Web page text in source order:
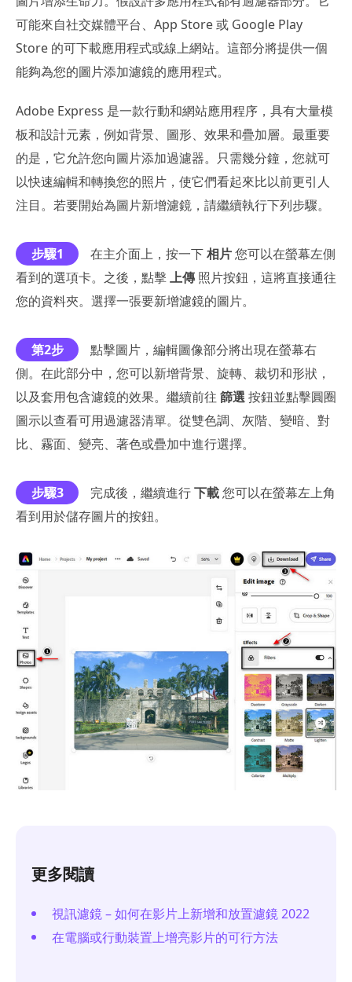
可能來自社交媒體平台、App Store 或 Google Play
Store 的可下載應用程式或線上網站。這部分將提供一個
能夠為您的圖片添加濾鏡的應用程式。
Adobe Express 是一款行動和網站應用程序，具有大量模
板和設計元素，例如背景、圖形、效果和疊加層。最重要
的是，它允許您向圖片添加過濾器。只需幾分鐘，您就可
以快速編輯和轉換您的照片，使它們看起來比以前更引人
注目。若要開始為圖片新增濾鏡，請繼續執行下列步驟。
步驟1 在主介面上，按一下相片您可以在螢幕左側
看到的選項卡。之後，點擊上傳照片按鈕，這將直接通往
您的資料夾。選擇一張要新增濾鏡的圖片。
第2步
點擊圖片，編輯圖像部分將出現在螢幕右
側。在此部分中，您可以新增背景、旋轉、裁切和形狀，
以及套用包含濾鏡的效果。繼續前往 篩選按鈕並點擊圓圈
圖示以查看可用過濾器清單。從雙色調、灰階、變暗、對
比、霧面、變亮、著色或疊加中進行選擇。
步驟3 完成後，繼續進行下載您可以在螢幕左上角
看到用於儲存圖片的按鈕。
更多閱讀
視訊濾鏡 – 如何在影片上新增和放置濾鏡 2022
在電腦或行動裝置上增亮影片的可行方法